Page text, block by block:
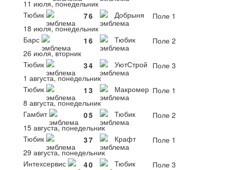
11 июля, понедельник
Тюбик
76 Добрыня
Поле 1
18 июля, понедельник
Барс
1 6 Тюбик
Поле 2
26 июля, вторник
Тюбик
34 УютСтрой Поле 3
1 августа, понедельник
Тюбик
1 3 Макромер Поле 1
8 августа, понедельник
Гамбит
05 Тюбик
Поле 2
15 августа, понедельник
Тюбик
37 Крафт
Поле 1
29 августа, понедельник
Интехсервис
40 Тюбик
Поле 3